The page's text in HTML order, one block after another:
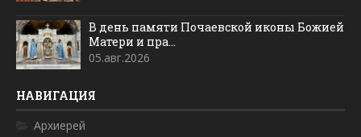
В день памяти Почаевской иконы Божией
Матери и пра...
05.авг.2026
НАВИГАЦИЯ
Архиерей